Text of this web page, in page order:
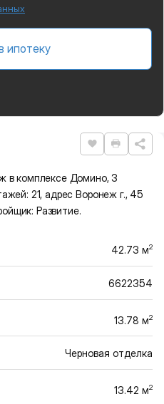
ипотеку
Нравится
в комплексе Домино, 3
21, адрес Воронеж г., 45
Развитие.
42.73 м2
6622354
13.78 м2
Черновая отделка
13.42 м2